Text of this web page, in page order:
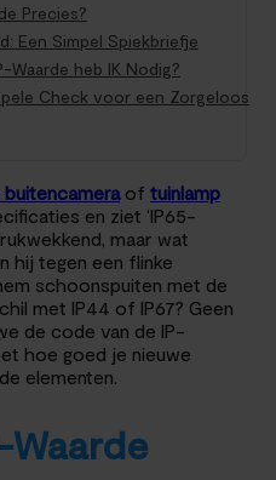
Precies?
Een Simpel Spiekbriefje
Waarde heb IK Nodig?
Check voor een Zorgeloos
buitencameraof tuinlamp
en ziet ‘IP65-
maar wat
hij tegen een flinke
schoonspuiten met de
met IP44 of IP67? Geen
de code van de IP-
hoe goed je nieuwe
elementen.